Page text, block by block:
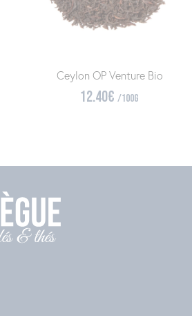
Ceylon OP Venture Bio
12.40€/100g